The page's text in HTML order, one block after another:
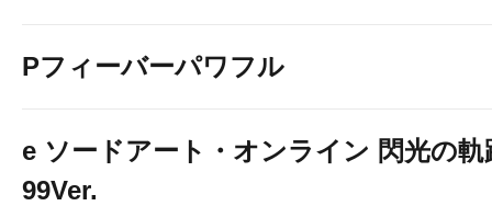
Pフィーバーパワフル
e ソードアート・オンライン 閃光の軌
99Ver.